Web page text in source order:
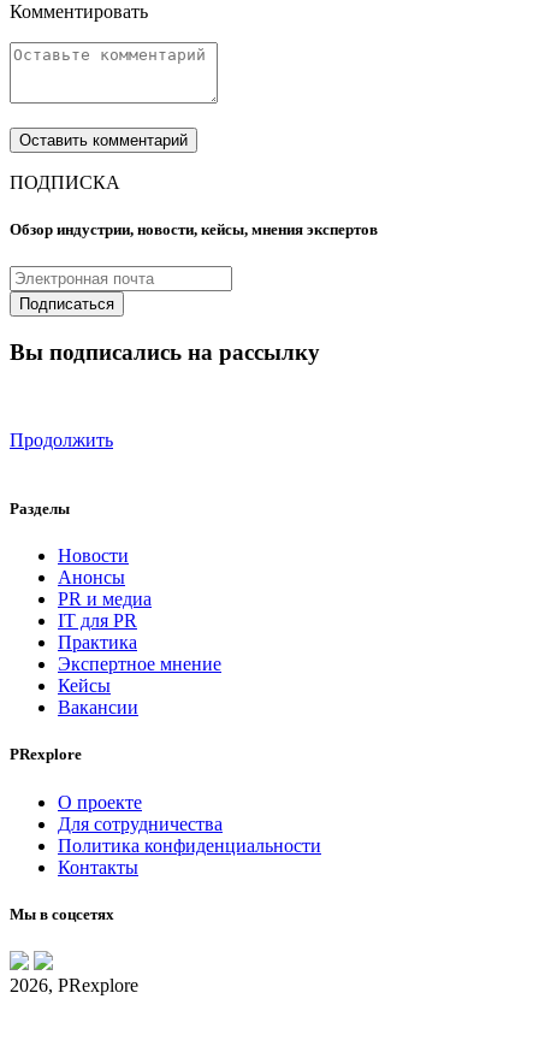
Комментировать
ПОДПИСКА
Обзор индустрии, новости, кейсы, мнения экспертов
Вы подписались на рассылку
Продолжить
Разделы
Новости
Анонсы
PR и медиа
IT для PR
Практика
Экспертное мнение
Кейсы
Вакансии
PRexplore
О проекте
Для сотрудничества
Политика конфиденциальности
Контакты
Мы в соцсетях
2026, PRexplore